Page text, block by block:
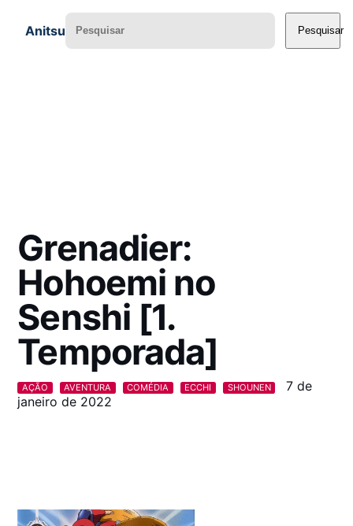
Anitsu Pesquisar
Grenadier:
Hohoemi no
Senshi [1.
Temporada]
AÇÃO AVENTURA COMÉDIA ECCHI SHOUNEN
7 de
janeiro de 2022